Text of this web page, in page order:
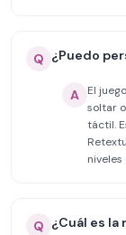
Q ¿Puedo
A
El
soltar
táctil.
Q ¿Cuál es